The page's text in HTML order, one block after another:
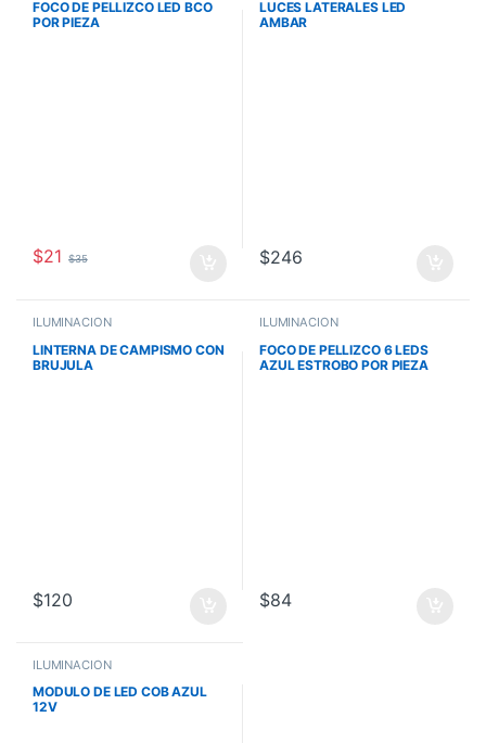
FOCO DE PELLIZCO LED BCO
POR PIEZA
$21 $35
LUCES LATERALES LED
AMBAR
$246
ILUMINACIÓN
LINTERNA DE CAMPISMO CON
BRUJULA
$120
ILUMINACIÓN
FOCO DE PELLIZCO 6 LEDS
AZUL ESTROBO POR PIEZA
$84
ILUMINACIÓN
MODULO DE LED COB AZUL
12V